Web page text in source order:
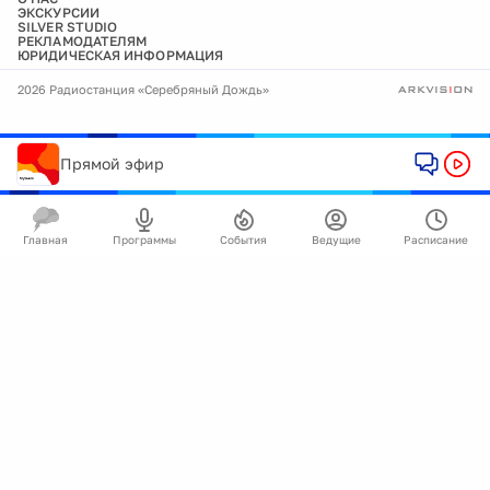
ЭКСКУРСИИ
SILVER STUDIO
РЕКЛАМОДАТЕЛЯМ
ЮРИДИЧЕСКАЯ ИНФОРМАЦИЯ
2026 Радиостанция «Серебряный Дождь»
Прямой эфир
Главная Программы События Ведущие Расписание